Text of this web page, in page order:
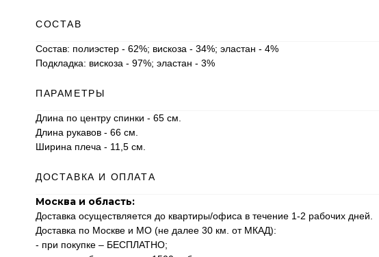
СОСТАВ
Состав: полиэстер - 62%; вискоза - 34%; эластан - 4%
Подкладка: вискоза - 97%; эластан - 3%
ПАРАМЕТРЫ
Длина по центру спинки - 65 см.
Длина рукавов - 66 см.
Ширина плеча - 11,5 см.
ДОСТАВКА И ОПЛАТА
Москва и область:
Доставка осуществляется до квартиры/офиса в течение 1-2 рабочих дней.
Доставка по Москве и МО (не далее 30 км. от МКАД):
- при покупке – БЕСПЛАТНО;